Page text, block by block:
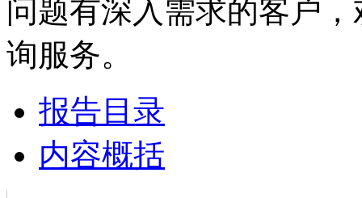
问题有深入需求的客户
询服务。
报告目录
内容概括